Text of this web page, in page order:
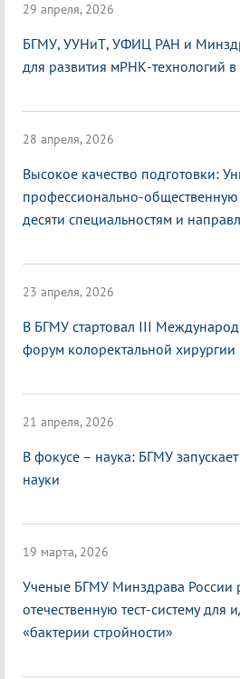
29 апреля, 2026
БГМУ, УУНиТ, УФИЦ РАН и
для развития мРНК-технологий
28 апреля, 2026
Высокое качество подготовки:
профессионально-
десяти специальностям и
23 апреля, 2026
В БГМУ стартовал III
форум колоректальной хирургии
21 апреля, 2026
В фокусе – наука: БГМУ
науки
19 марта, 2026
Ученые БГМУ Минздрава России
отечественную тест-систему для
«бактерии стройности»